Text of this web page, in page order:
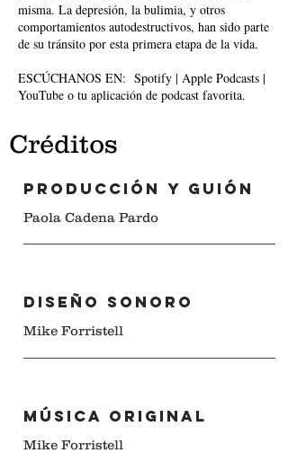
misma. La depresión, la bulimia, y otros
comportamientos autodestructivos, han sido parte
de su tránsito por esta primera etapa de la vida.
ESCÚCHANOS EN: Spotify | Apple Podcasts |
YouTube o tu aplicación de podcast favorita.
Créditos
PRODUCCIÓN y guión
Paola Cadena Pardo
Diseño sonoro
Mike Forristell
Música original
Mike Forristell